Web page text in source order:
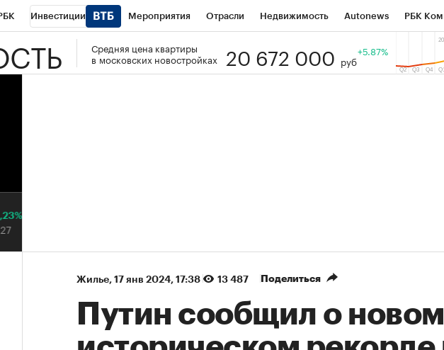
Инвестиции Мероприятия Отрасли Недвижимость Autonews РБК
Школа управления РБК РБК Образование Тренды
Средняя цена квартиры
в московских новостройках
20 672 000 руб
+5.87%
Жилье⁠, 17 янв 2024, 17:38 13 487 Поделиться
Путин сообщил о новом